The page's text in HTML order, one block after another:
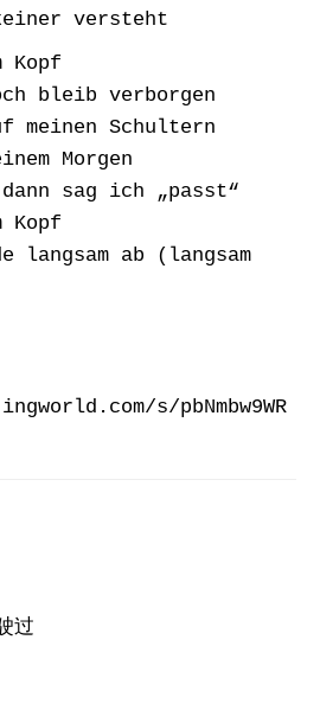
versteht
Kopf
bleib verborgen
meinen Schultern
Morgen
sag ich „passt“
Kopf
langsam ab (langsam
s/pbNmbw9WR
过